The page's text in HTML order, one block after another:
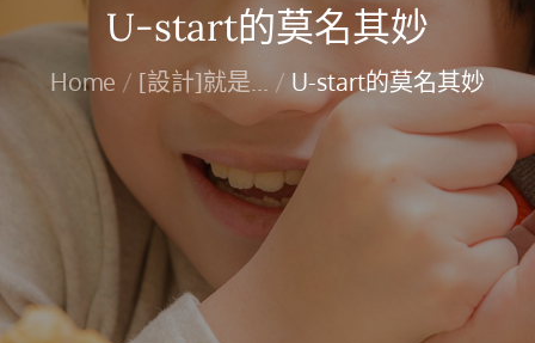
U-start的莫名其妙
Home [設計]就是... U-start的莫名其妙